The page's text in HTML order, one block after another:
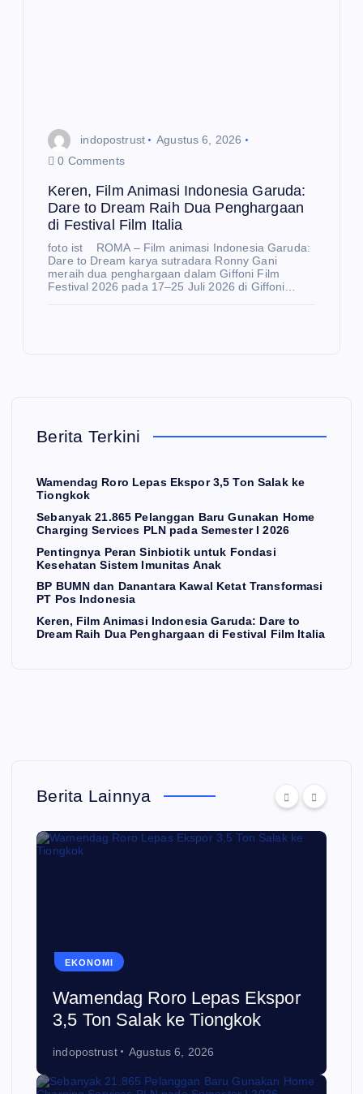
indopostrust
Agustus 6, 2026
0 Comments
Keren, Film Animasi Indonesia Garuda:
Dare to Dream Raih Dua Penghargaan
di Festival Film Italia
foto ist ROMA – Film animasi Indonesia Garuda:
Dare to Dream karya sutradara Ronny Gani
meraih dua penghargaan dalam Giffoni Film
Festival 2026 pada 17–25 Juli 2026 di Giffoni…
Berita Terkini
Wamendag Roro Lepas Ekspor 3,5 Ton Salak ke
Tiongkok
Sebanyak 21.865 Pelanggan Baru Gunakan Home
Charging Services PLN pada Semester I 2026
Pentingnya Peran Sinbiotik untuk Fondasi
Kesehatan Sistem Imunitas Anak
BP BUMN dan Danantara Kawal Ketat Transformasi
PT Pos Indonesia
Keren, Film Animasi Indonesia Garuda: Dare to
Dream Raih Dua Penghargaan di Festival Film Italia
Berita Lainnya
EKONOMI
Wamendag Roro Lepas Ekspor
3,5 Ton Salak ke Tiongkok
indopostrust Agustus 6, 2026